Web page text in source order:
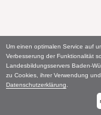
Um einen optimalen Service auf
Verbesserung der Funktionalität
Landesbildungsservers Baden-
zu Cookies, ihrer Verwendung
Datenschutzerklärung